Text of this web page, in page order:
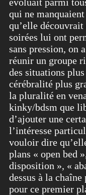
évoluait parmi
qui ne
qu’elle
soirées lui ont
sans pression, on
réunir un groupe
des situations
cérébralité plus
la pluralité en
kinky/bdsm que
d’ajouter une
l’intéresse
vouloir dire
plans « open bed
disposition », «
dessus à la
pour ce premier